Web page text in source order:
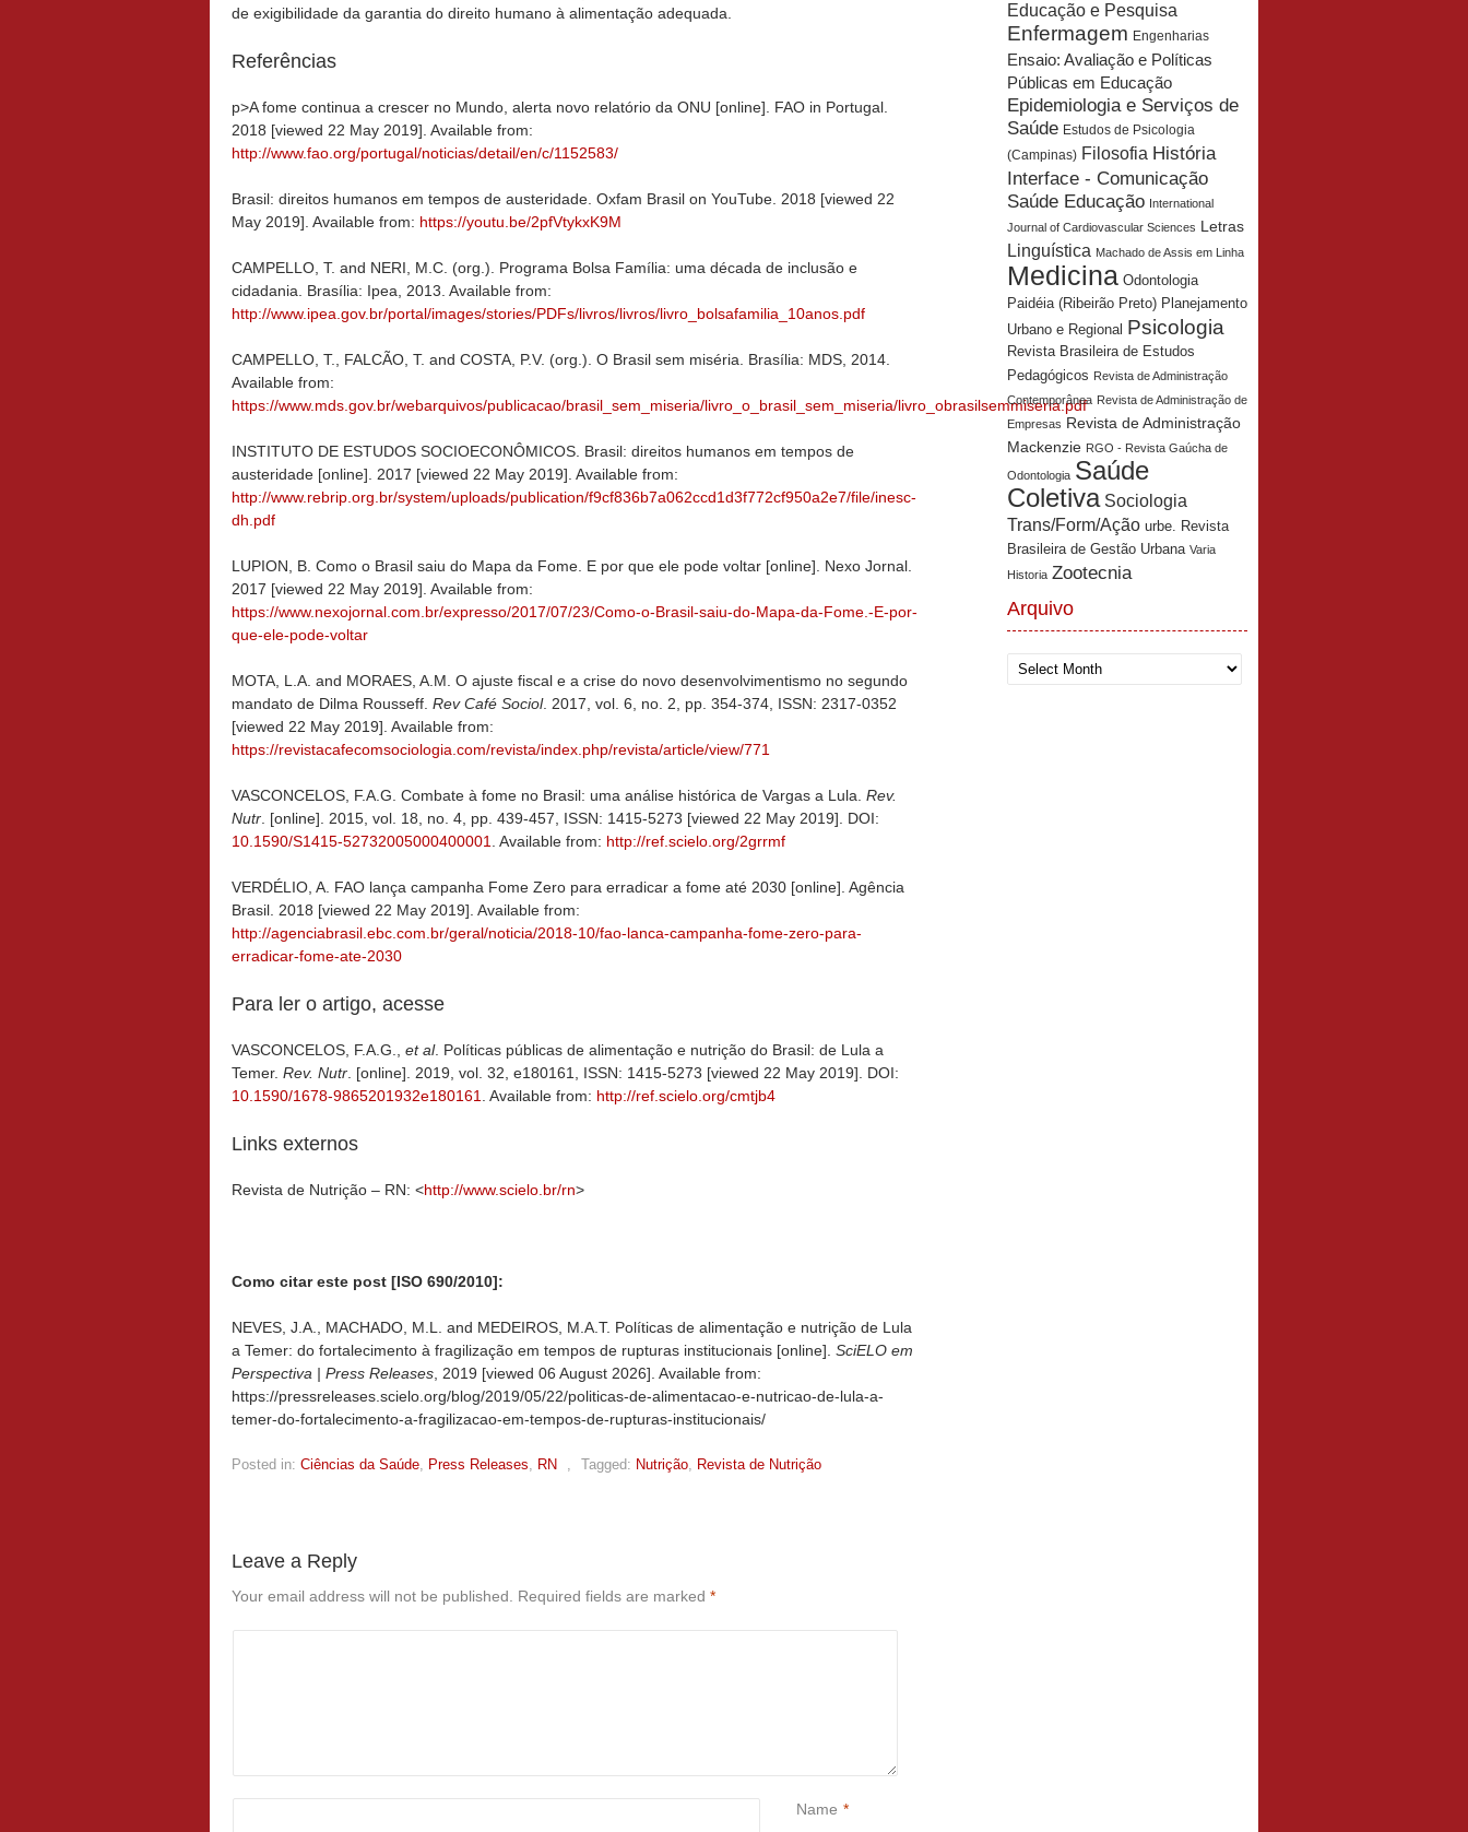
de exigibilidade da garantia do direito humano à alimentação adequada.
Referências
p>A fome continua a crescer no Mundo, alerta novo relatório da ONU [online]. FAO in Portugal.
2018 [viewed 22 May 2019]. Available from:
http://www.fao.org/portugal/noticias/detail/en/c/1152583/
Brasil: direitos humanos em tempos de austeridade. Oxfam Brasil on YouTube. 2018 [viewed 22
May 2019]. Available from: https://youtu.be/2pfVtykxK9M
CAMPELLO, T. and NERI, M.C. (org.). Programa Bolsa Família: uma década de inclusão e
cidadania. Brasília: Ipea, 2013. Available from:
http://www.ipea.gov.br/portal/images/stories/PDFs/livros/livros/livro_bolsafamilia_10anos.pdf
CAMPELLO, T., FALCÃO, T. and COSTA, P.V. (org.). O Brasil sem miséria. Brasília: MDS, 2014.
Available from:
https://www.mds.gov.br/webarquivos/publicacao/brasil_sem_miseria/livro_o_brasil_sem_miseria/livro_obrasilsemmiseria.pdf
INSTITUTO DE ESTUDOS SOCIOECONÔMICOS. Brasil: direitos humanos em tempos de
austeridade [online]. 2017 [viewed 22 May 2019]. Available from:
http://www.rebrip.org.br/system/uploads/publication/f9cf836b7a062ccd1d3f772cf950a2e7/file/inesc-
dh.pdf
LUPION, B. Como o Brasil saiu do Mapa da Fome. E por que ele pode voltar [online]. Nexo Jornal.
2017 [viewed 22 May 2019]. Available from:
https://www.nexojornal.com.br/expresso/2017/07/23/Como-o-Brasil-saiu-do-Mapa-da-Fome.-E-por-
que-ele-pode-voltar
MOTA, L.A. and MORAES, A.M. O ajuste fiscal e a crise do novo desenvolvimentismo no segundo
mandato de Dilma Rousseff. Rev Café Sociol. 2017, vol. 6, no. 2, pp. 354-374, ISSN: 2317-0352
[viewed 22 May 2019]. Available from:
https://revistacafecomsociologia.com/revista/index.php/revista/article/view/771
VASCONCELOS, F.A.G. Combate à fome no Brasil: uma análise histórica de Vargas a Lula. Rev.
Nutr . [online]. 2015, vol. 18, no. 4, pp. 439-457, ISSN: 1415-5273 [viewed 22 May 2019]. DOI:
10.1590/S1415-52732005000400001
. Available from: http://ref.scielo.org/2grrmf
VERDÉLIO, A. FAO lança campanha Fome Zero para erradicar a fome até 2030 [online]. Agência
Brasil. 2018 [viewed 22 May 2019]. Available from:
http://agenciabrasil.ebc.com.br/geral/noticia/2018-10/fao-lanca-campanha-fome-zero-para-
erradicar-fome-ate-2030
Para ler o artigo, acesse
VASCONCELOS, F.A.G., et al. Políticas públicas de alimentação e nutrição do Brasil: de Lula a
Temer. Rev. Nutr . [online]. 2019, vol. 32, e180161, ISSN: 1415-5273 [viewed 22 May 2019]. DOI:
10.1590/1678-9865201932e180161
. Available from: http://ref.scielo.org/cmtjb4
Links externos
Revista de Nutrição – RN: <http://www.scielo.br/rn>
Como citar este post [ISO 690/2010]:
NEVES, J.A., MACHADO, M.L. and MEDEIROS, M.A.T. Políticas de alimentação e nutrição de Lula
a Temer: do fortalecimento à fragilização em tempos de rupturas institucionais [online]. SciELO em
Perspectiva | Press Releases , 2019 [viewed 06 August 2026]. Available from:
https://pressreleases.scielo.org/blog/2019/05/22/politicas-de-alimentacao-e-nutricao-de-lula-a-
temer-do-fortalecimento-a-fragilizacao-em-tempos-de-rupturas-institucionais/
Posted in: Ciências da Saúde Press Releases RN Tagged: Nutrição Revista de Nutrição
Leave a Reply
Your email address will not be published. Required fields are marked *
Name *
Educação e Pesquisa
Enfermagem Engenharias
Ensaio: Avaliação e Políticas
Públicas em Educação
Epidemiologia e Serviços de
Saúde Estudos de Psicologia
(Campinas) Filosofia História
Interface - Comunicação
Saúde Educação International
Journal of Cardiovascular Sciences Letras
Linguística Machado de Assis em Linha
Medicina Odontologia
Paidéia (Ribeirão Preto) Planejamento
Urbano e Regional Psicologia
Revista Brasileira de Estudos
Pedagógicos Revista de Administração
Contemporânea Revista de Administração de
Empresas Revista de Administração
Mackenzie RGO - Revista Gaúcha de
Odontologia Saúde
Coletiva Sociologia
Trans/Form/Ação urbe. Revista
Brasileira de Gestão Urbana Varia
Historia Zootecnia
Arquivo
Arquivo